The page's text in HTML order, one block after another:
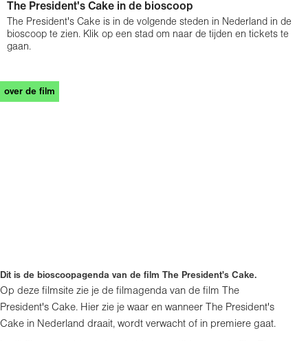
The President's Cake in de bioscoop
The President's Cake is in de volgende steden in Nederland in de
bioscoop te zien. Klik op een stad om naar de tijden en tickets te
gaan.
over de film
Dit is de bioscoopagenda van de film The President's Cake.
Op deze filmsite zie je de filmagenda van de film The
President's Cake. Hier zie je waar en wanneer The President's
Cake in Nederland draait, wordt verwacht of in premiere gaat.